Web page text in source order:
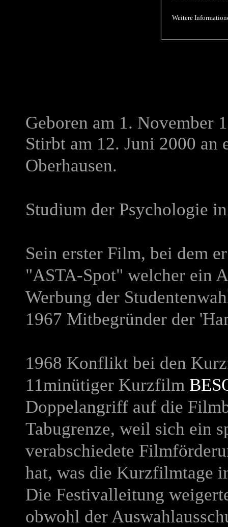
Weitere
Geboren am 1. November
Stirbt am 12. Juni 2000 an
Oberhausen.
Studium der Psychologie
Sein erster Film, bei dem
"ASTA-Spot" welcher ein
Werbung der
1967 Mitbegründer der
1968 Konflikt bei den
11minütiger Kurzfilm
Doppelangriff auf die
Tabugrenze, weil sich ein
verabschiedete
hat, was die Kurzfilmtage
Die Festivalleitung
obwohl der